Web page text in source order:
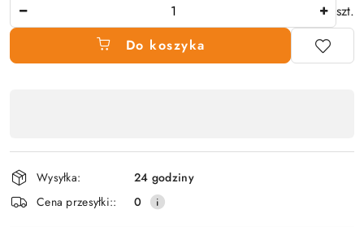
szt.
Do koszyka
,
płatność
i
dostawa
Wysyłka:
24 godziny
Cena przesyłki::
0